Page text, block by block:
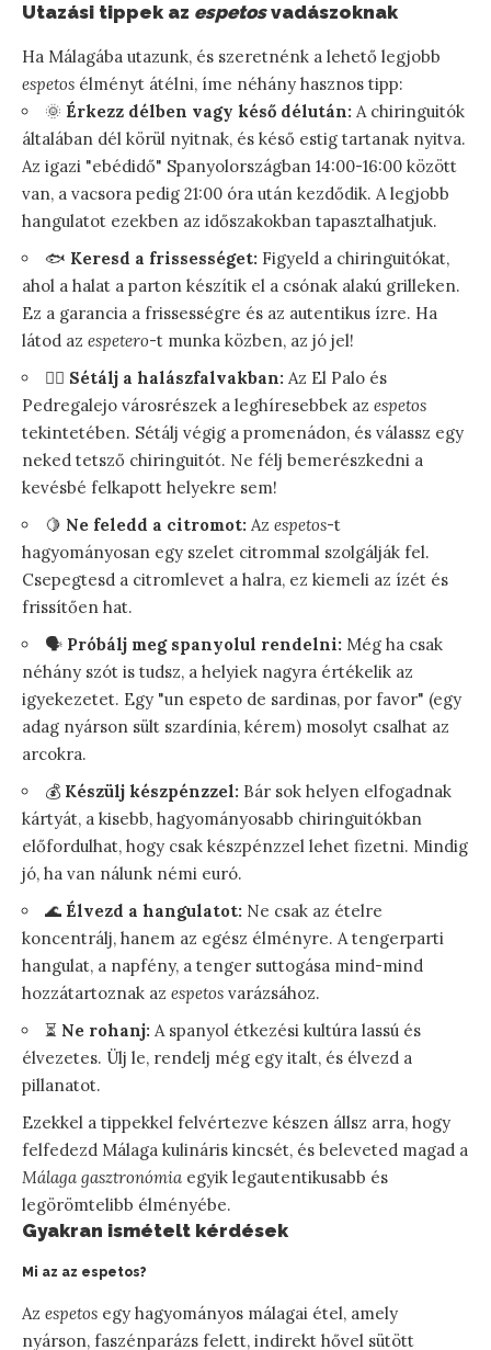
Utazási tippek az espetosvadászoknak
Ha Málagába utazunk, és szeretnénk a lehető legjobb
espetos élményt átélni, íme néhány hasznos tipp:
🌞 Érkezz délben vagy késő délután: A chiringuitók
általában dél körül nyitnak, és késő estig tartanak nyitva.
Az igazi "ebédidő" Spanyolországban 14:00-16:00 között
van, a vacsora pedig 21:00 óra után kezdődik. A legjobb
hangulatot ezekben az időszakokban tapasztalhatjuk.
🐟 Keresd a frissességet: Figyeld a chiringuitókat,
ahol a halat a parton készítik el a csónak alakú grilleken.
Ez a garancia a frissességre és az autentikus ízre. Ha
látod az espetero-t munka közben, az jó jel!
🚶‍♀️ Sétálj a halászfalvakban: Az El Palo és
Pedregalejo városrészek a leghíresebbek az espetos
tekintetében. Sétálj végig a promenádon, és válassz egy
neked tetsző chiringuitót. Ne félj bemerészkedni a
kevésbé felkapott helyekre sem!
🍋 Ne feledd a citromot: Az espetos-t
hagyományosan egy szelet citrommal szolgálják fel.
Csepegtesd a citromlevet a halra, ez kiemeli az ízét és
frissítően hat.
🗣️ Próbálj meg spanyolul rendelni: Még ha csak
néhány szót is tudsz, a helyiek nagyra értékelik az
igyekezetet. Egy "un espeto de sardinas, por favor" (egy
adag nyárson sült szardínia, kérem) mosolyt csalhat az
arcokra.
💰 Készülj készpénzzel: Bár sok helyen elfogadnak
kártyát, a kisebb, hagyományosabb chiringuitókban
előfordulhat, hogy csak készpénzzel lehet fizetni. Mindig
jó, ha van nálunk némi euró.
🌊 Élvezd a hangulatot: Ne csak az ételre
koncentrálj, hanem az egész élményre. A tengerparti
hangulat, a napfény, a tenger suttogása mind-mind
hozzátartoznak az espetos varázsához.
⏳ Ne rohanj: A spanyol étkezési kultúra lassú és
élvezetes. Ülj le, rendelj még egy italt, és élvezd a
pillanatot.
Ezekkel a tippekkel felvértezve készen állsz arra, hogy
felfedezd Málaga kulináris kincsét, és beleveted magad a
Málaga gasztronómia egyik legautentikusabb és
legörömtelibb élményébe.
Gyakran ismételt kérdések
Mi az az espetos?
Az espetos egy hagyományos málagai étel, amely
nyárson, faszénparázs felett, indirekt hővel sütött